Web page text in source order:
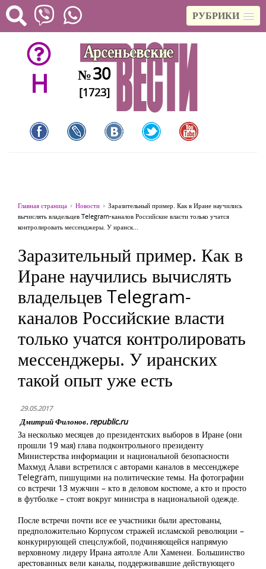
РУБРИКИ
H №30
[1723]
Главная страница Новости
Заразительный пример. Как в Иране научились
вычислять владельцев Telegram-каналов Российские власти только учатся
контролировать мессенджеры. У иранск...
Заразительный пример. Как в
Иране научились вычислять
владельцев Telegram-
каналов Российские власти
только учатся контролировать
мессенджеры. У иранских
такой опыт уже есть
29.05.2017
Дмитрий Филонов. republic.ru
За несколько месяцев до президентских выборов в Иране (они
прошли 19 мая) глава подконтрольного президенту
Министерства информации и национальной безопасности
Махмуд Алави встретился с авторами каналов в мессенджере
Telegram, пишущими на политические темы. На фотографии
со встречи 13 мужчин – кто в деловом костюме, а кто и просто
в футболке – стоят вокруг министра в национальной одежде.
После встречи почти все ее участники были арестованы,
предположительно Корпусом стражей исламской революции –
конкурирующей спецслужбой, подчиняющейся напрямую
верховному лидеру Ирана аятолле Али Хаменеи. Большинство
арестованных вели каналы, поддерживавшие действующего